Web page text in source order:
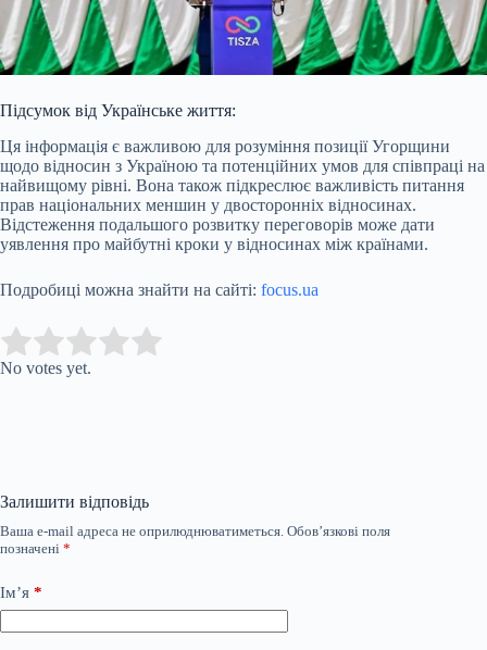
Підсумок від Українське життя:
Ця інформація є важливою для розуміння позиції Угорщини
щодо відносин з Україною та потенційних умов для співпраці на
найвищому рівні. Вона також підкреслює важливість питання
прав національних меншин у двосторонніх відносинах.
Відстеження подальшого розвитку переговорів може дати
уявлення про майбутні кроки у відносинах між країнами.
Подробиці можна знайти на сайті: focus.ua
Rate this item:
No votes yet.
Залишити відповідь
Ваша e-mail адреса не оприлюднюватиметься. Обов’язкові поля
позначені *
Ім’я *